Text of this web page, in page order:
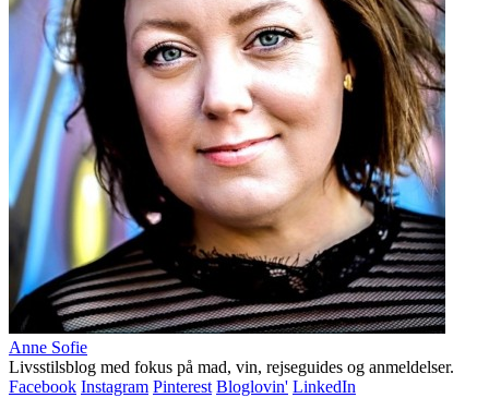
Anne Sofie
Livsstilsblog med fokus på mad, vin, rejseguides og anmeldelser.
Facebook Instagram Pinterest Bloglovin' LinkedIn